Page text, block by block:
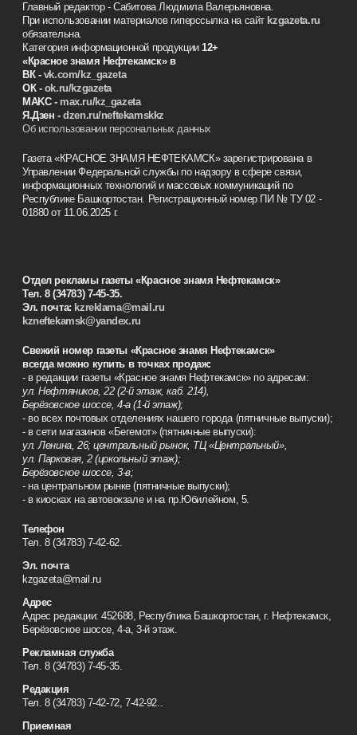
Главный редактор - Сабитова Людмила Валерьяновна.
При использовании материалов гиперссылка на сайт kzgazeta.ru
обязательна.
Категория информационной продукции12+
«Красное знамя Нефтекамск» в
ВК - vk.com/kz_gazeta
ОК - ok.ru/kzgazeta
MAKC - max.ru/kz_gazeta
Я.Дзен - dzen.ru/neftekamskkz
Об использовании персональных данных
Газета «КРАСНОЕ ЗНАМЯ НЕФТЕКАМСК» зарегистрирована в
Управлении Федеральной службы по надзору в сфере связи,
информационных технологий и массовых коммуникаций по
Республике Башкортостан. Регистрационный номер ПИ № ТУ 02 -
01880 от 11.06.2025 г.
Отдел рекламы газеты «Красное знамя Нефтекамск»
Тел. 8 (34783) 7-45-35.
Эл. почта: kzreklama@mail.ru
kzneftekamsk@yandex.ru
Свежий номер газеты «Красное знамя Нефтекамск»
всегда можно купить в точках продаж:
- в редакции газеты «Красное знамя Нефтекамск» по адресам:
ул. Нефтяников, 22 (2-й этаж, каб. 214),
Берёзовское шоссе, 4-а (1-й этаж);
- во всех почтовых отделениях нашего города (пятничные выпуски);
- в сети магазинов «Бегемот» (пятничные выпуски):
ул. Ленина, 26; центральный рынок, ТЦ «Центральный»,
ул. Парковая, 2 (цокольный этаж);
Берёзовское шоссе, 3-в;
- на центральном рынке (пятничные выпуски);
- в киосках на автовокзале и на пр.Юбилейном, 5.
Телефон
Тел. 8 (34783) 7-42-62.
Эл. почта
kzgazeta@mail.ru
Адрес
Адрес редакции: 452688, Республика Башкортостан, г. Нефтекамск,
Берёзовское шоссе, 4-а, 3-й этаж.
Рекламная служба
Тел. 8 (34783) 7-45-35.
Редакция
Тел. 8 (34783) 7-42-72, 7-42-92..
Приемная